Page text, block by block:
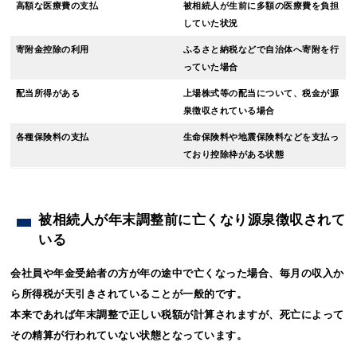
高額な医療費の支払
被相続人が生前に多額の医療費を負担
していた状況
寄附金控除の利用
ふるさと納税などで自治体へ寄附を行
っていた場合
配当所得がある
上場株式等の配当について、税金が源
泉徴収されている場合
各種保険料の支払
生命保険料や地震保険料などを支払っ
ており控除枠がある状態
被相続人が年末調整前に亡くなり源泉徴収されて
いる
会社員や年金受給者の方が年の途中で亡くなった場合、毎月の収入か
ら所得税が天引きされていることが一般的です。
本来であれば年末調整で正しい税額が計算されますが、死亡によって
その精算が行われていない状態となっています。